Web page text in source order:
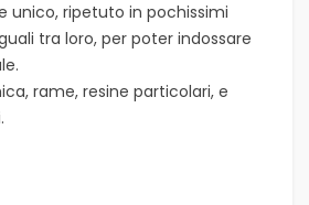
unico, ripetuto in pochissimi
tra loro, per poter indossare
rame, resine particolari, e